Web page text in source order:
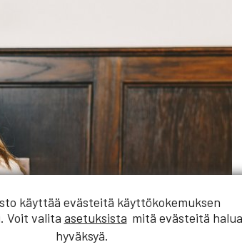
käyttää evästeitä käyttökokemuksen
Voit valita asetuksista mitä evästeitä
hyväksyä.